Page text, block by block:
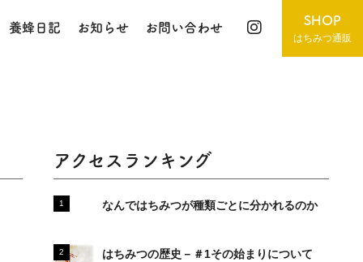
養蜂日記 お知らせ お問い合わせ
SHOP
はちみつ通販
アクセスランキング
なんではちみつが種類ごとに分かれるのか
はちみつの歴史－＃1その始まりについて